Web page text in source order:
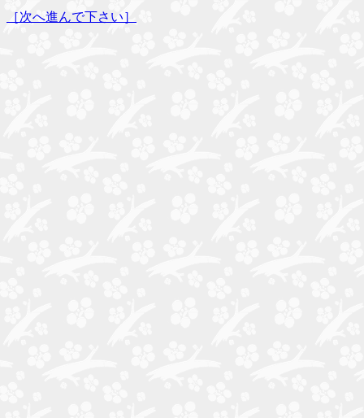
［次へ進んで下さい］